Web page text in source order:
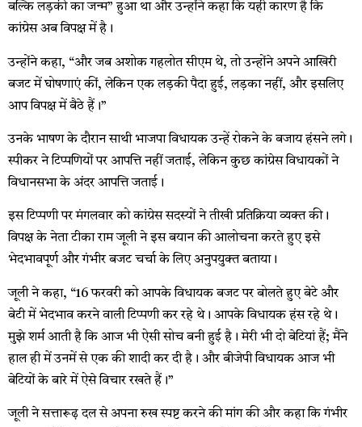
बल्कि लड़की का जन्म” हुआ था और उन्होंने कहा कि यही कारण है कि
कांग्रेस अब विपक्ष में है।
उन्होंने कहा, “और जब अशोक गहलोत सीएम थे, तो उन्होंने अपने आखिरी
बजट में घोषणाएं कीं, लेकिन एक लड़की पैदा हुई, लड़का नहीं, और इसलिए
आप विपक्ष में बैठे हैं।”
उनके भाषण के दौरान साथी भाजपा विधायक उन्हें रोकने के बजाय हंसने लगे।
स्पीकर ने टिप्पणियों पर आपत्ति नहीं जताई, लेकिन कुछ कांग्रेस विधायकों ने
विधानसभा के अंदर आपत्ति जताई।
इस टिप्पणी पर मंगलवार को कांग्रेस सदस्यों ने तीखी प्रतिक्रिया व्यक्त की।
विपक्ष के नेता टीका राम जूली ने इस बयान की आलोचना करते हुए इसे
भेदभावपूर्ण और गंभीर बजट चर्चा के लिए अनुपयुक्त बताया।
जूली ने कहा, “16 फरवरी को आपके विधायक बजट पर बोलते हुए बेटे और
बेटी में भेदभाव करने वाली टिप्पणी कर रहे थे। आपके विधायक हंस रहे थे।
मुझे शर्म आती है कि आज भी ऐसी सोच बनी हुई है। मेरी भी दो बेटियां हैं; मैंने
हाल ही में उनमें से एक की शादी कर दी है। और बीजेपी विधायक आज भी
बेटियों के बारे में ऐसे विचार रखते हैं।”
जूली ने सत्तारूढ़ दल से अपना रुख स्पष्ट करने की मांग की और कहा कि गंभीर